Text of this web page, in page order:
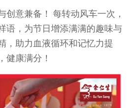
创意兼备！ 每转动风车一次，
语，为节日增添满满的趣味与
，助力血液循环和记忆力提
健康满分！